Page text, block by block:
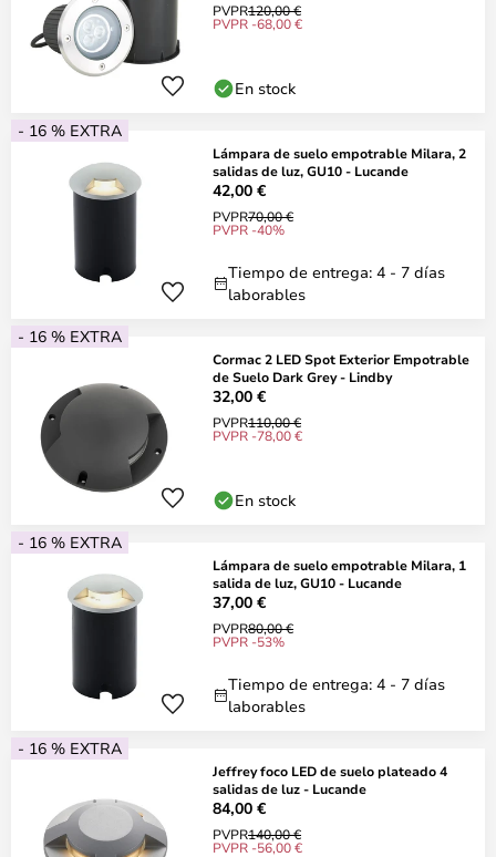
PVPR120,00 €
PVPR -68,00 €
En stock
- 16 % EXTRA
Lámpara de suelo empotrable Milara, 2
salidas de luz, GU10 - Lucande
42,00 €
PVPR70,00 €
PVPR -40%
Tiempo de entrega: 4 - 7 días
laborables
- 16 % EXTRA
Cormac 2 LED Spot Exterior Empotrable
de Suelo Dark Grey - Lindby
32,00 €
PVPR110,00 €
PVPR -78,00 €
En stock
- 16 % EXTRA
Lámpara de suelo empotrable Milara, 1
salida de luz, GU10 - Lucande
37,00 €
PVPR80,00 €
PVPR -53%
Tiempo de entrega: 4 - 7 días
laborables
- 16 % EXTRA
Jeffrey foco LED de suelo plateado 4
salidas de luz - Lucande
84,00 €
PVPR140,00 €
PVPR -56,00 €